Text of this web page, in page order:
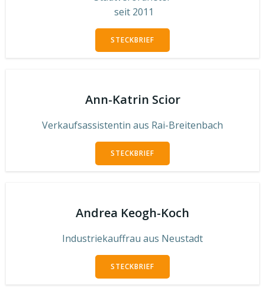
seit 2011
STECKBRIEF
Ann-Katrin Scior
Verkaufsassistentin aus Rai-Breitenbach
STECKBRIEF
Andrea Keogh-Koch
Industriekauffrau aus Neustadt
STECKBRIEF